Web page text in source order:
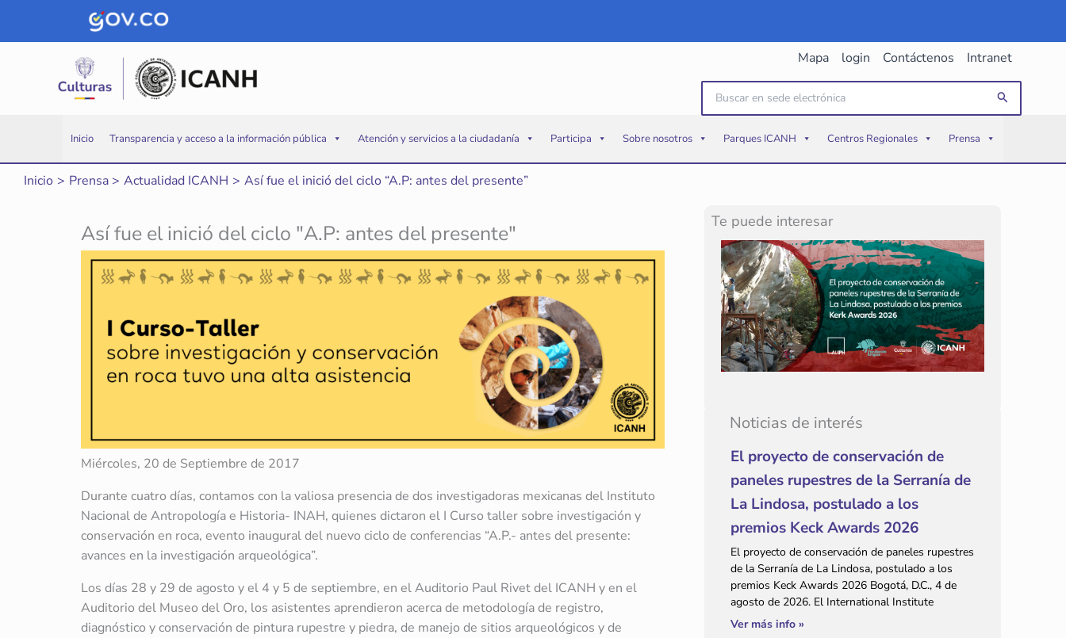
Mapa login Contáctenos Intranet
por:
Buscar
Inicio Transparencia y acceso a la información pública Atención y servicios a la ciudadanía Participa Sobre nosotros Parques ICANH Centros Regionales Prensa
Inicio Prensa Actualidad ICANH Así fue el inició del ciclo “A.P: antes del presente”
Noticias de interés
El proyecto de conservación de
paneles rupestres de la Serranía de
La Lindosa, postulado a los
premios Keck Awards 2026
El proyecto de conservación de paneles rupestres
de la Serranía de La Lindosa, postulado a los
premios Keck Awards 2026 Bogotá, D.C., 4 de
agosto de 2026. El International Institute
Ver más info »
Te puede interesar
Así fue el inició del ciclo "A.P: antes del presente"
Miércoles, 20 de Septiembre de 2017
Durante cuatro días, contamos con la valiosa presencia de dos investigadoras mexicanas del Instituto
Nacional de Antropología e Historia- INAH, quienes dictaron el I Curso taller sobre investigación y
conservación en roca, evento inaugural del nuevo ciclo de conferencias “A.P.- antes del presente:
avances en la investigación arqueológica”.
Los días 28 y 29 de agosto y el 4 y 5 de septiembre, en el Auditorio Paul Rivet del ICANH y en el
Auditorio del Museo del Oro, los asistentes aprendieron acerca de metodología de registro,
diagnóstico y conservación de pintura rupestre y piedra, de manejo de sitios arqueológicos y de